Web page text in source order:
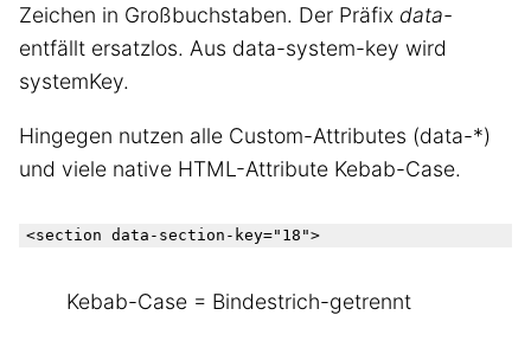
Zeichen in Großbuchstaben. Der Präfix data-
entfällt ersatzlos. Aus data-system-key wird
systemKey.
Hingegen nutzen alle Custom-Attributes (data-*)
und viele native HTML-Attribute Kebab-Case.
Kebab-Case = Bindestrich-getrennt